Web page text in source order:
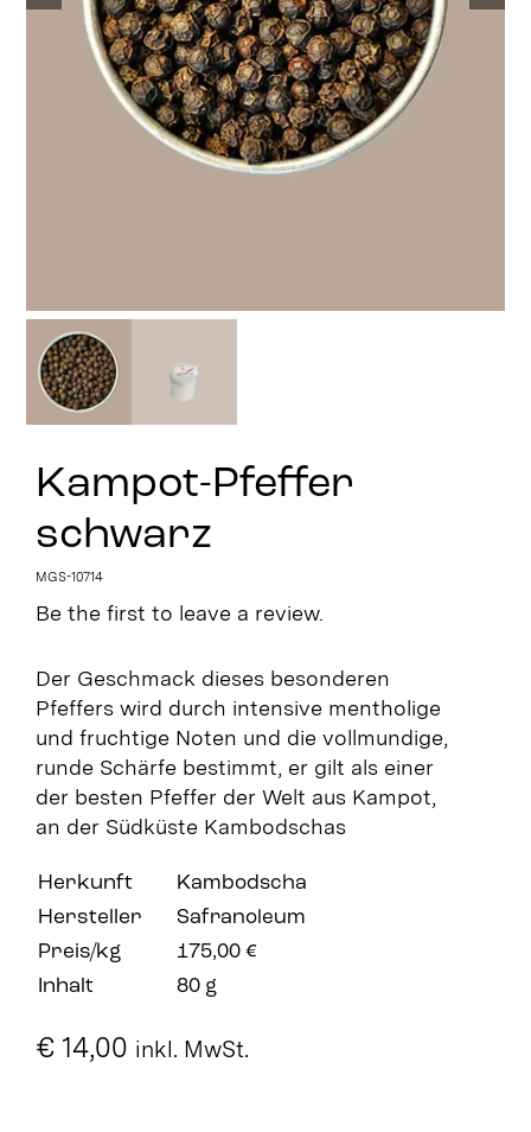
Stay in Touch
Kampot-Pfeffer
schwarz
MGS-10714
Be the first to leave a review.
Der Geschmack dieses besonderen
Pfeffers wird durch intensive mentholige
und fruchtige Noten und die vollmundige,
runde Schärfe bestimmt, er gilt als einer
der besten Pfeffer der Welt aus Kampot,
an der Südküste Kambodschas
Herkunft
Kambodscha
Hersteller
Safranoleum
Preis/kg
175,00 €
Inhalt
80 g
€ 14,00 inkl. MwSt.